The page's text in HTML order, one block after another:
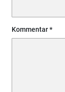
Kommentar